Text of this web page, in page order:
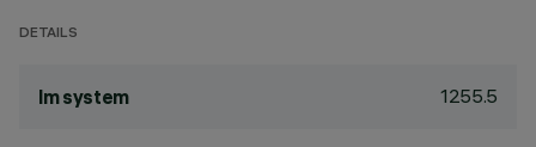
DETAILS
lm system 1255.5